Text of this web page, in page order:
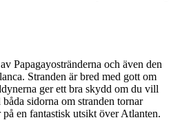
Papagayostränderna och även den
Stranden är bred med gott om
ger ett bra skydd om du vill
sidorna om stranden tornar
en fantastisk utsikt över Atlanten.